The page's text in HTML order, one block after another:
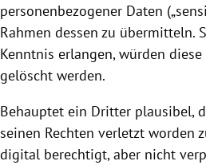
personenbezogener Daten
Rahmen dessen zu übermitteln.
Kenntnis erlangen, würden
gelöscht werden.
Behauptet ein Dritter plausibel,
seinen Rechten verletzt worden
digital berechtigt, aber nicht